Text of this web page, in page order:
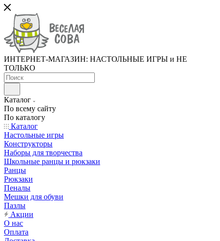
ИНТЕРНЕТ-МАГАЗИН: НАСТОЛЬНЫЕ ИГРЫ и НЕ
ТОЛЬКО
Каталог
По всему сайту
По каталогу
Каталог
Настольные игры
Конструкторы
Наборы для творчества
Школьные ранцы и рюкзаки
Ранцы
Рюкзаки
Пеналы
Мешки для обуви
Пазлы
Акции
О нас
Оплата